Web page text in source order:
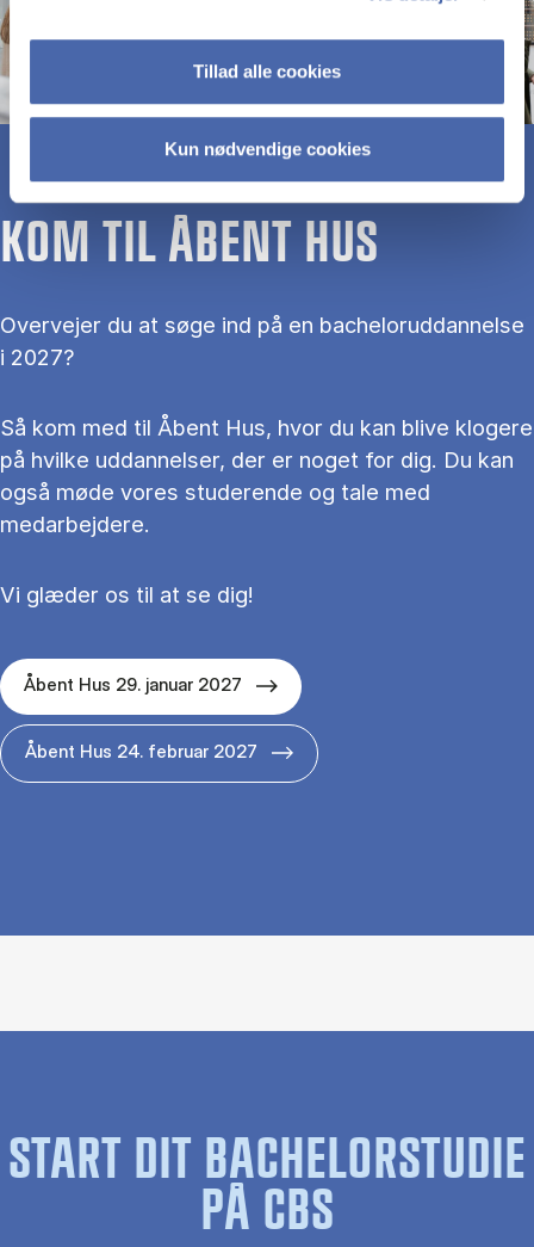
Tillad alle cookies
Kun nødvendige cookies
KOM TIL ÅBENT HUS
Overvejer du at søge ind på en bacheloruddannelse
i 2027?
Så kom med til Åbent Hus, hvor du kan blive klogere
på hvilke uddannelser, der er noget for dig. Du kan
også møde vores studerende og tale med
medarbejdere.
Vi glæder os til at se dig!
Åbent Hus 29. januar 2027
Åbent Hus 24. februar 2027
START DIT BACHELORSTUDIE
PÅ CBS